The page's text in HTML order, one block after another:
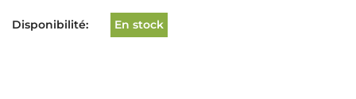
Disponibilité: En stock